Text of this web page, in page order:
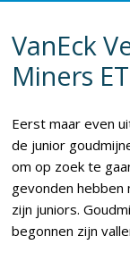
VanEck
Miners
Eerst maar even
de junior
om op zoek te
gevonden hebben
zijn juniors.
begonnen zijn